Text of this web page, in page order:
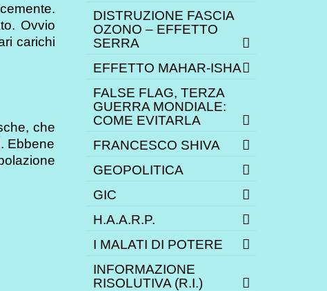
Ovvio
carichi
che
Ebbene
DISTRUZIONE FASCIA
OZONO – EFFETTO
SERRA
EFFETTO MAHAR-ISHA
FALSE FLAG, TERZA
GUERRA MONDIALE:
COME EVITARLA
FRANCESCO SHIVA
GEOPOLITICA
GIC
H.A.A.R.P.
I MALATI DI POTERE
INFORMAZIONE
RISOLUTIVA (R.I.)